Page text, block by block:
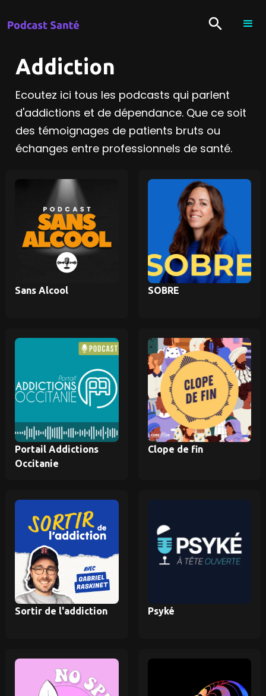
Addiction
Ecoutez ici tous les podcasts qui parlent
d'addictions et de dépendance. Que ce soit
des témoignages de patients bruts ou
échanges entre professionnels de santé.
Sans Alcool SOBRE
Portail Addictions
Occitanie
Clope de fin
Sortir de l'addiction Psyké